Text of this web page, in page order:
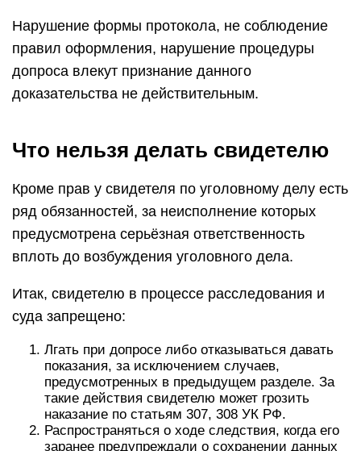
Нарушение формы протокола, не соблюдение
правил оформления, нарушение процедуры
допроса влекут признание данного
доказательства не действительным.
Что нельзя делать свидетелю
Кроме прав у свидетеля по уголовному делу есть
ряд обязанностей, за неисполнение которых
предусмотрена серьёзная ответственность
вплоть до возбуждения уголовного дела.
Итак, свидетелю в процессе расследования и
суда запрещено:
Лгать при допросе либо отказываться давать
показания, за исключением случаев,
предусмотренных в предыдущем разделе. За
такие действия свидетелю может грозить
наказание по статьям 307, 308 УК РФ.
Распространяться о ходе следствия, когда его
заранее предупреждали о сохранении данных